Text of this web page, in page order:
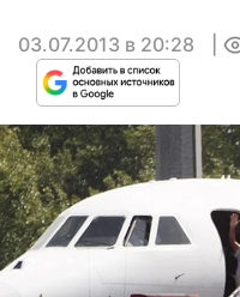
03.07.2013 в 20:28